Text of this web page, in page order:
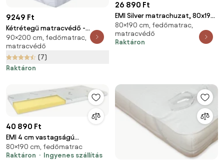
9249 Ft
Kétrétegű matracvédő -
TOPPER 90 x 200 cm
90×200 cm, fedőmatrac,
matracvédő
(7)
Raktáron
26 890 Ft
EMI Silver matrachuzat, 80x190
10 cm
80×190 cm, fedőmatrac,
matracvédő
Raktáron
40 890 Ft
EMI 4 cm vastagságú
memóriahab fedőmatrac,
80x190 cm
80×190 cm, fedőmatrac
Raktáron
Ingyenes szállítás